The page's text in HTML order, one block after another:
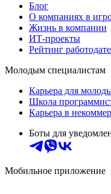
Блог
О компаниях в
Жизнь в компании
ИТ-проекты
Рейтинг
Молодым специалистам
Карьера для
Школа
Карьера в
Боты для
Мобильное приложение